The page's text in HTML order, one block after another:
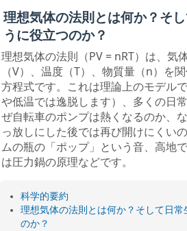
理想気体の法則とは何か？そ
うに役立つのか？
理想気体の法則（PV = nRT）は、気
（V）、温度（T）、物質量（n）を
方程式です。これは理論上のモデル
や低温では逸脱します）、多くの日
ぜ自転車のポンプは熱くなるのか、
っ放しにした後では再び開けにくい
ムの瓶の「ポップ」という音、高地
は圧力鍋の原理などです。
科学的要約
理想気体の法則とは何か？そして日
のか？